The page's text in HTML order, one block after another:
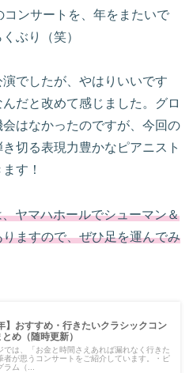
ンサートを、年をまたいで
ぶり（笑）
でしたが、やはりいいです
だと改めて感じました。グロ
はなかったのですが、今回の
切る表現力豊かなピアニスト
す！
ヤマハホールでシューマン＆
ますので、ぜひ足を運んでみ
】おすすめ・行きたいクラシックコン
め（随時更新）
では、「お金と時間さえあれば漏れなく行きた
者が思うコンサートをご紹介しています。・ピ
ラム（...